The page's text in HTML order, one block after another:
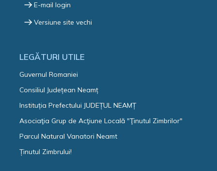
E-mail login
Versiune site vechi
LEGĂTURI UTILE
Guvernul Romaniei
Consiliul Județean Neamț
Instituția Prefectului JUDEȚUL NEAMȚ
Asociaţia Grup de Acţiune Locală "Ţinutul Zimbrilor"
Parcul Natural Vanatori Neamt
Ținutul Zimbrului!